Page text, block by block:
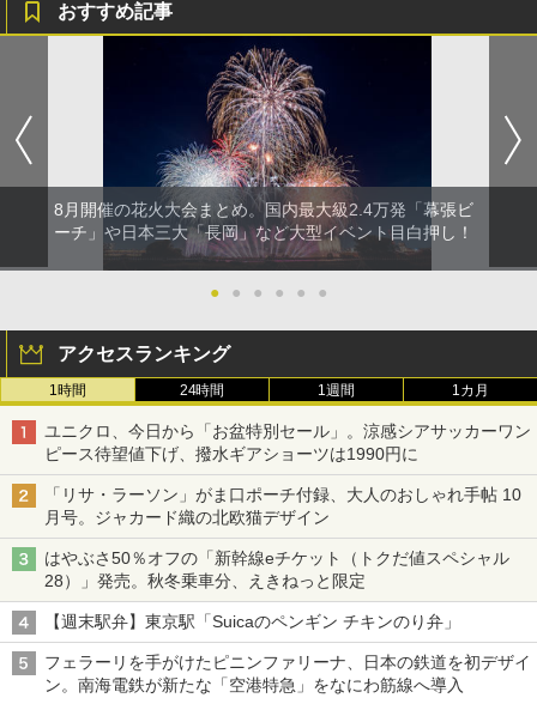
おすすめ記事
8月開催の花火大会まとめ。国内最大級2.4万発「幕張ビ
ーチ」や日本三大「長岡」など大型イベント目白押し！
● ● ● ● ● ●
アクセスランキング
1時間 24時間 1週間 1カ月
ユニクロ、今日から「お盆特別セール」。涼感シアサッカーワン
ピース待望値下げ、撥水ギアショーツは1990円に
「リサ・ラーソン」がま口ポーチ付録、大人のおしゃれ手帖 10
月号。ジャカード織の北欧猫デザイン
はやぶさ50％オフの「新幹線eチケット（トクだ値スペシャル
28）」発売。秋冬乗車分、えきねっと限定
【週末駅弁】東京駅「Suicaのペンギン チキンのり弁」
フェラーリを手がけたピニンファリーナ、日本の鉄道を初デザイ
ン。南海電鉄が新たな「空港特急」をなにわ筋線へ導入